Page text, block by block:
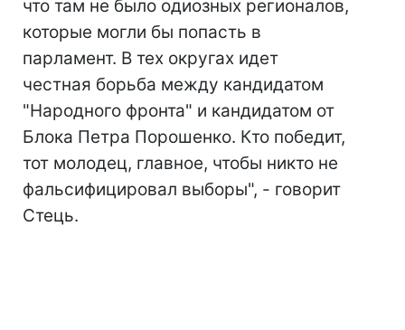
что там не было одиозных регионалов,
которые могли бы попасть в
парламент. В тех округах идет
честная борьба между кандидатом
"Народного фронта" и кандидатом от
Блока Петра Порошенко. Кто победит,
тот молодец, главное, чтобы никто не
фальсифицировал выборы", - говорит
Стець.